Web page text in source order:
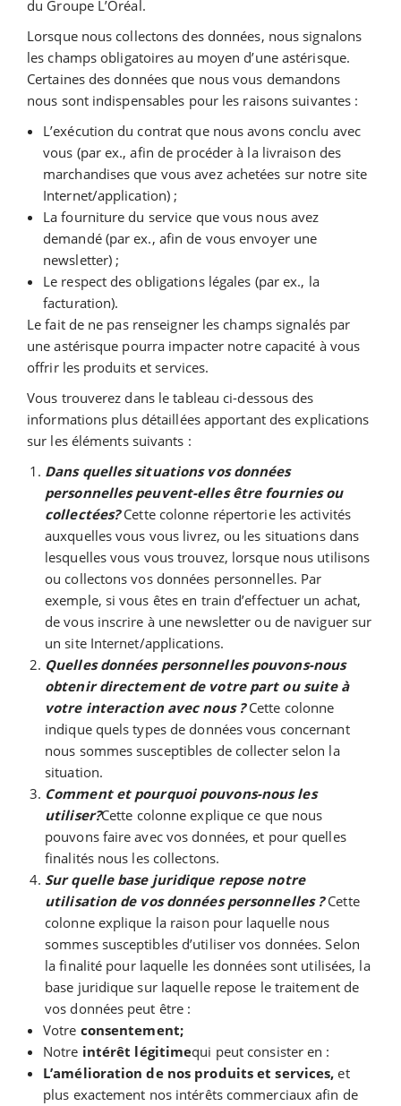
du Groupe L’Oréal.
Lorsque nous collectons des données, nous signalons
les champs obligatoires au moyen d’une astérisque.
Certaines des données que nous vous demandons
nous sont indispensables pour les raisons suivantes :
L’exécution du contrat que nous avons conclu avec
vous (par ex., afin de procéder à la livraison des
marchandises que vous avez achetées sur notre site
Internet/application) ;
La fourniture du service que vous nous avez
demandé (par ex., afin de vous envoyer une
newsletter) ;
Le respect des obligations légales (par ex., la
facturation).
Le fait de ne pas renseigner les champs signalés par
une astérisque pourra impacter notre capacité à vous
offrir les produits et services.
Vous trouverez dans le tableau ci-dessous des
informations plus détaillées apportant des explications
sur les éléments suivants :
Dans quelles situations vos données
personnelles peuvent-elles être fournies ou
collectées?Cette colonne répertorie les activités
auxquelles vous vous livrez, ou les situations dans
lesquelles vous vous trouvez, lorsque nous utilisons
ou collectons vos données personnelles. Par
exemple, si vous êtes en train d’effectuer un achat,
de vous inscrire à une newsletter ou de naviguer sur
un site Internet/applications.
Quelles données personnelles pouvons-nous
obtenir directement de votre part ou suite à
votre interaction avec nous ?Cette colonne
indique quels types de données vous concernant
nous sommes susceptibles de collecter selon la
situation.
Comment et pourquoi pouvons-nous les
utiliser?Cette colonne explique ce que nous
pouvons faire avec vos données, et pour quelles
finalités nous les collectons.
Sur quelle base juridique repose notre
utilisation de vos données personnelles ?Cette
colonne explique la raison pour laquelle nous
sommes susceptibles d’utiliser vos données. Selon
la finalité pour laquelle les données sont utilisées, la
base juridique sur laquelle repose le traitement de
vos données peut être :
Votre consentement;
Notre intérêt légitimequi peut consister en :
L’amélioration de nos produits et services, et
plus exactement nos intérêts commerciaux afin de